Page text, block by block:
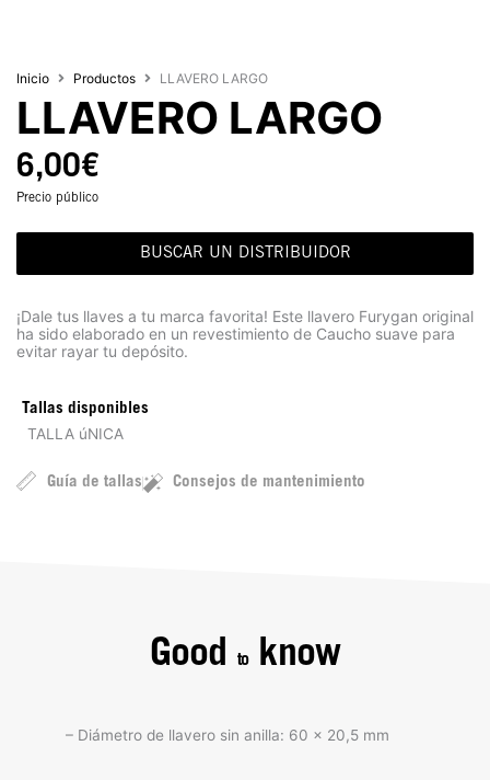
Inicio Productos LLAVERO LARGO
LLAVERO LARGO
6,00€
Precio público
BUSCAR UN DISTRIBUIDOR
¡Dale tus llaves a tu marca favorita! Este llavero Furygan original
ha sido elaborado en un revestimiento de Caucho suave para
evitar rayar tu depósito.
Tallas disponibles
TALLA úNICA
Guía de tallas Consejos de mantenimiento
Good toknow
– Diámetro de llavero sin anilla: 60 x 20,5 mm